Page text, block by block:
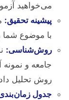
می‌خواهید
پیشینه تحقیق:
با موضوع شما
روش‌شناسی:
جامعه و نمونه
روش تحلیل
جدول